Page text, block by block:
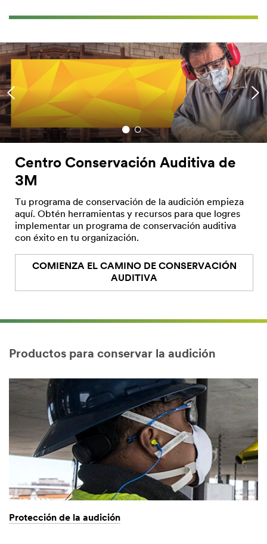
Centro Conservación Auditiva de
3M
Tu programa de conservación de la audición empieza
aquí. Obtén herramientas y recursos para que logres
implementar un programa de conservación auditiva
con éxito en tu organización.
COMIENZA EL CAMINO DE CONSERVACIÓN
AUDITIVA
Productos para conservar la audición
Protección de la audición